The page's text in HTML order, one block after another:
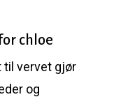
chloe
til vervet gjør
og